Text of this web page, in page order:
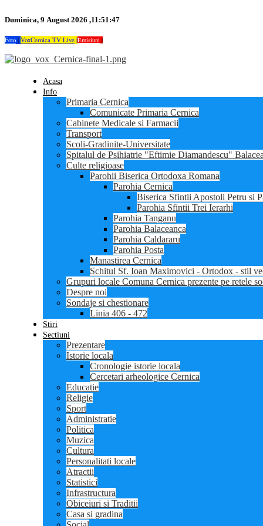
Duminica, 9 August 2026 ,11:51:47
Foto | VoxCernica TV Live |Emisiuni |
Acasa
Info
Primaria Cernica
Comunicate Primaria Cernica
Cabinete Medicale si Farmacii
Transport
Scoli-Gradinite-Universitate
Spitalul de Psihiatrie "Eftimie Diamandescu"
Culte religioase
Parohii Biserica Ortodoxa Romana
Parohia Cernica
Biserica Sfintii Apostoli Petru si
Parohia Sfintii Trei Ierarhi
Parohia Tanganu
Parohia Balaceanca
Parohia Caldararu
Parohia Posta
Manastirea Cernica
Schitul Sf. Ioan Maximovici - Ortodox - stil
Grupuri locale Comuna Cernica prezente pe retele
Despre noi
Sondaje si chestionare
Linia 406 - 472
Stiri
Sectiuni
Prezentare
Istorie locala
Cronologie istorie locala
Cercetari arheologice Cernica
Educatie
Religie
Sport
Administratie
Politica
Muzica
Cultura
Personalitati locale
Atractii
Statistici
Infrastructura
Obiceiuri si Traditii
Casa si gradina